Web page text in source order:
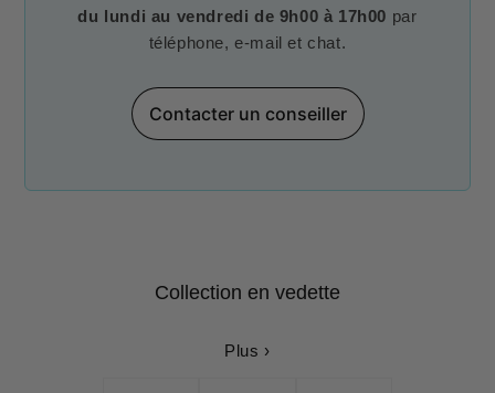
du lundi au vendredi de 9h00 à 17h00 par
téléphone, e-mail et chat.
Contacter un conseiller
Collection en vedette
Plus ›